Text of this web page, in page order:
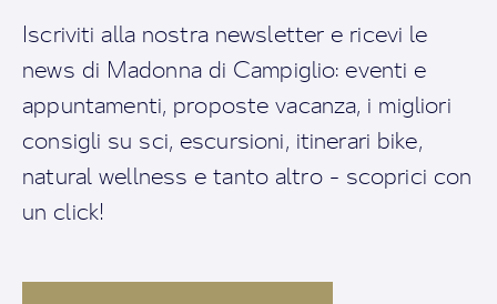
Iscriviti alla nostra newsletter e ricevi le
news di Madonna di Campiglio: eventi e
appuntamenti, proposte vacanza, i migliori
consigli su sci, escursioni, itinerari bike,
natural wellness e tanto altro - scoprici con
un click!